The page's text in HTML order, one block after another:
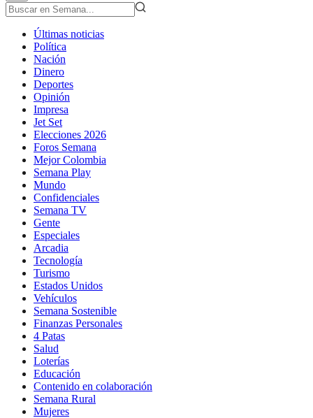
Últimas noticias
Política
Nación
Dinero
Deportes
Opinión
Impresa
Jet Set
Elecciones 2026
Foros Semana
Mejor Colombia
Semana Play
Mundo
Confidenciales
Semana TV
Gente
Especiales
Arcadia
Tecnología
Turismo
Estados Unidos
Vehículos
Semana Sostenible
Finanzas Personales
4 Patas
Salud
Loterías
Educación
Contenido en colaboración
Semana Rural
Mujeres